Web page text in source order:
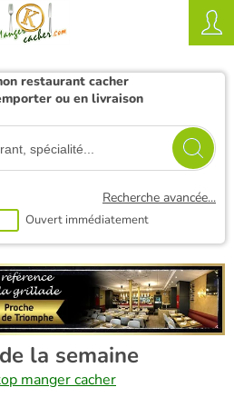
restaurant cacher
ou en livraison
Ouvert immédiatement
Recherche avancée...
la semaine
manger cacher